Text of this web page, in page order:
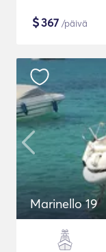
$367 /päivä
Marinello 19